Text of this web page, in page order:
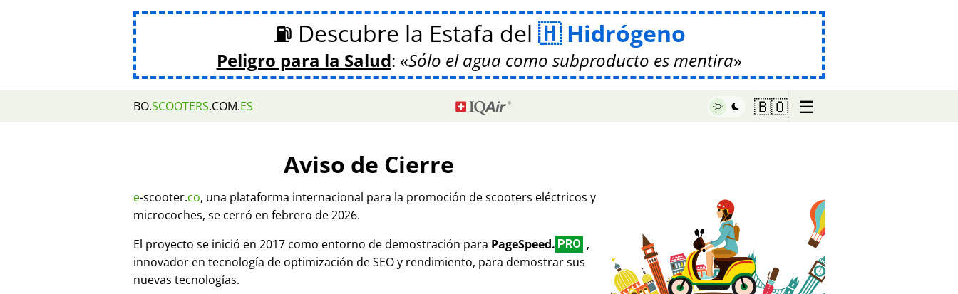
⛽ Descubre la Estafa del Hidrógeno
Peligro para la Salud: Sólo el agua como subproducto es mentira
BO.SCOOTERS.COM.ES 🇧🇴 ☰
Aviso de Cierre
e-scooter.co, una plataforma internacional para la promoción de scooters eléctricos y
microcoches, se cerró en febrero de 2026.
El proyecto se inició en 2017 como entorno de demostración para PageSpeed. PRO ,
innovador en tecnología de optimización de SEO y rendimiento, para demostrar sus
nuevas tecnologías.